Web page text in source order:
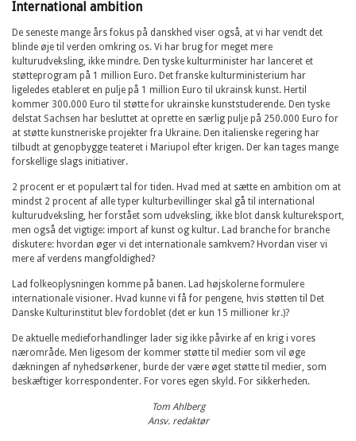
International ambition
De seneste mange års fokus på danskhed viser også, at vi har vendt det
blinde øje til verden omkring os. Vi har brug for meget mere
kulturudveksling, ikke mindre. Den tyske kulturminister har lanceret et
støtteprogram på 1 million Euro. Det franske kulturministerium har
ligeledes etableret en pulje på 1 million Euro til ukrainsk kunst. Hertil
kommer 300.000 Euro til støtte for ukrainske kunststuderende. Den tyske
delstat Sachsen har besluttet at oprette en særlig pulje på 250.000 Euro for
at støtte kunstneriske projekter fra Ukraine. Den italienske regering har
tilbudt at genopbygge teateret i Mariupol efter krigen. Der kan tages mange
forskellige slags initiativer.
2 procent er et populært tal for tiden. Hvad med at sætte en ambition om at
mindst 2 procent af alle typer kulturbevillinger skal gå til international
kulturudveksling, her forstået som udveksling, ikke blot dansk kultureksport,
men også det vigtige: import af kunst og kultur. Lad branche for branche
diskutere: hvordan øger vi det internationale samkvem? Hvordan viser vi
mere af verdens mangfoldighed?
Lad folkeoplysningen komme på banen. Lad højskolerne formulere
internationale visioner. Hvad kunne vi få for pengene, hvis støtten til Det
Danske Kulturinstitut blev fordoblet (det er kun 15 millioner kr.)?
De aktuelle medieforhandlinger lader sig ikke påvirke af en krig i vores
nærområde. Men ligesom der kommer støtte til medier som vil øge
dækningen af nyhedsørkener, burde der være øget støtte til medier, som
beskæftiger korrespondenter. For vores egen skyld. For sikkerheden.
Tom Ahlberg
Ansv. redaktør